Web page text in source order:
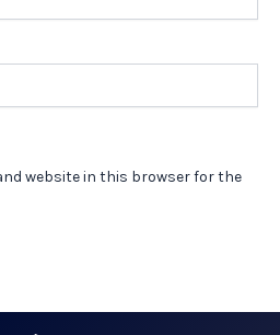
website in this browser for the